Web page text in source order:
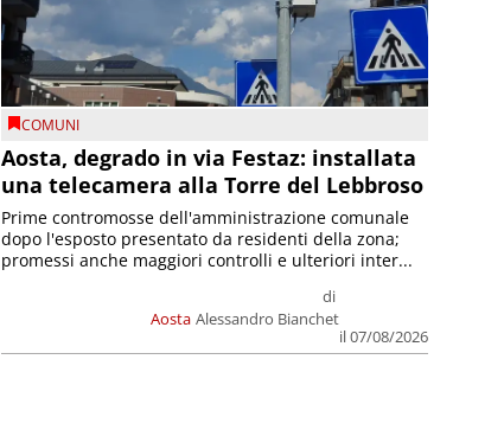
COMUNI
Aosta, degrado in via Festaz: installata
una telecamera alla Torre del Lebbroso
Aosta
di
Alessandro Bianchet
il 07/08/2026
Prime contromosse dell'amministrazione comunale
dopo l'esposto presentato da residenti della zona;
promessi anche maggiori controlli e ulteriori inter...